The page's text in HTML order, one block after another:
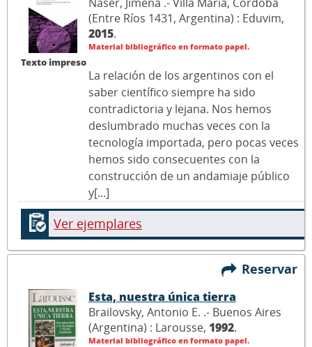
Texto impreso
(Entre Ríos 1431, Argentina) : Eduvim,
2015.
Material bibliográfico en formato papel.
La relación de los argentinos con el
saber científico siempre ha sido
contradictoria y lejana. Nos hemos
deslumbrado muchas veces con la
tecnología importada, pero pocas veces
hemos sido consecuentes con la
construcción de un andamiaje público
y[...]
Ver ejemplares
Reservar
Esta, nuestra única tierra
Brailovsky, Antonio E. .- Buenos Aires
(Argentina) : Larousse, 1992.
Material bibliográfico en formato papel.